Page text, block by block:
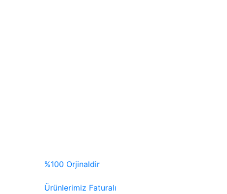
%100 Orjinaldir
Ürünlerimiz Faturalı